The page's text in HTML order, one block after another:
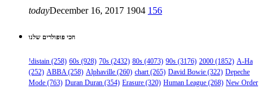
todayDecember 16, 2017 1904 156
הכי פופולרים שלנו
!distain (258) 60s (928) 70s (2432) 80s (4073) 90s (3176) 2000 (1852) A-Ha
(252) ABBA(258) Alphaville (260) chart(265) David Bowie (322) Depeche
Mode (763) Duran Duran (354) Erasure (320) Human League (268) New Order